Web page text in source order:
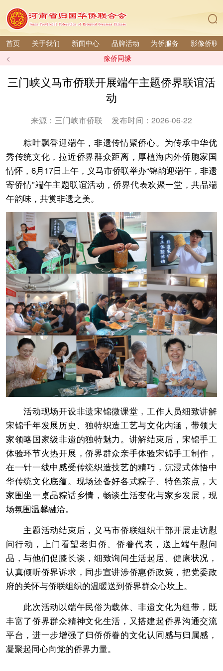
首页 关于我们 新闻中心 品牌活动 为侨服务 影像侨联
< 豫侨同缘
三门峡义马市侨联开展端午主题侨界联谊活
动
来源：三门峡市侨联 发布时间：2026-06-22
粽叶飘香迎端午，非遗传情聚侨心。为传承中华优
秀传统文化，拉近侨界群众距离，厚植海内外侨胞家国
情怀，6月17日上午，义马市侨联举办“锦韵迎端午，非遗
寄侨情”端午主题联谊活动，侨界代表欢聚一堂，共品端
午韵味，共赏非遗之美。
活动现场开设非遗宋锦微课堂，工作人员细致讲解
宋锦千年发展历史、独特织造工艺与文化内涵，带领大
家领略国家级非遗的独特魅力。讲解结束后，宋锦手工
体验环节火热开展，侨界群众亲手体验宋锦手工制作，
在一针一线中感受传统织造技艺的精巧，沉浸式体悟中
华传统文化底蕴。现场还备好各式粽子、特色茶点，大
家围坐一桌品粽话乡情，畅谈生活变化与家乡发展，现
场氛围温馨融洽。
主题活动结束后，义马市侨联组织干部开展走访慰
问行动，上门看望老归侨、侨眷代表，送上端午慰问
品，与他们促膝长谈，细致询问生活起居、健康状况，
认真倾听侨界诉求，同步宣讲涉侨惠侨政策，把党委政
府的关怀与侨联组织的温暖送到侨界群众心坎上。
此次活动以端午民俗为载体、非遗文化为纽带，既
丰富了侨界群众精神文化生活，又搭建起侨界沟通交流
平台，进一步增强了归侨侨眷的文化认同感与归属感，
凝聚起同心向党的侨界力量。